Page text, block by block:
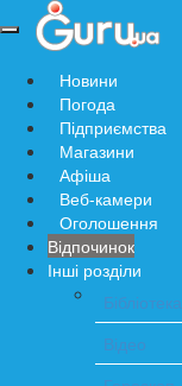
Навигация
сайту
Новини
Погода
Підприємства
Магазини
Афіша
Веб-камери
Оголошення
Відпочинок
Інші розділи
Бібліотека
Відео